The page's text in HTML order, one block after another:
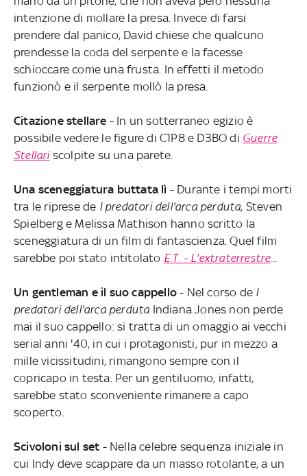
intenzione di mollare la presa. Invece di farsi
prendere dal panico, David chiese che qualcuno
prendesse la coda del serpente e la facesse
schioccare come una frusta. In effetti il metodo
funzionò e il serpente mollò la presa.
Citazione stellare - In un sotterraneo egizio è
possibile vedere le figure di C1P8 e D3BO di Guerre
Stellariscolpite su una parete.
Una sceneggiatura buttata lì - Durante i tempi morti
tra le riprese de I predatori dell'arca perduta, Steven
Spielberg e Melissa Mathison hanno scritto la
sceneggiatura di un film di fantascienza. Quel film
sarebbe poi stato intitolato E.T. - L'extraterrestre...
Un gentleman e il suo cappello- Nel corso de I
predatori dell'arca perduta Indiana Jones non perde
mai il suo cappello: si tratta di un omaggio ai vecchi
serial anni '40, in cui i protagonisti, pur in mezzo a
mille vicissitudini, rimangono sempre con il
copricapo in testa. Per un gentiluomo, infatti,
sarebbe stato sconveniente rimanere a capo
scoperto.
Scivoloni sul set - Nella celebre sequenza iniziale in
cui Indy deve scappare da un masso rotolante, a un